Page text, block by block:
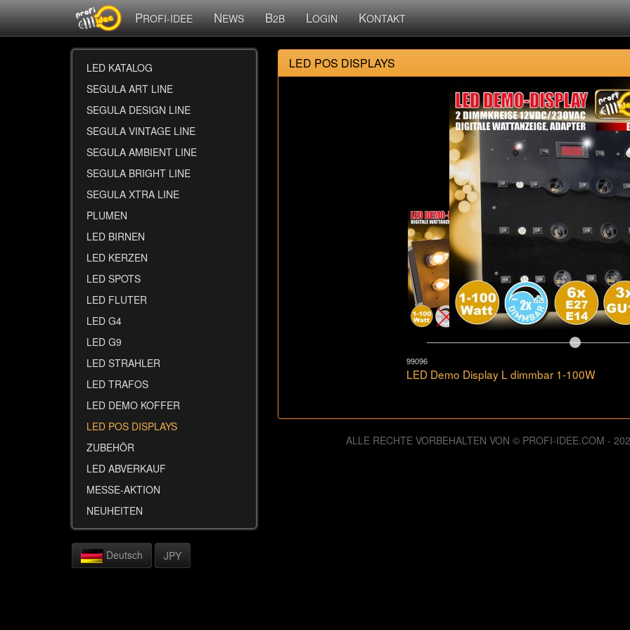
PROFI-IDEE NEWS B2B LOGIN KONTAKT
LED KATALOG
SEGULA ART LINE
SEGULA DESIGN LINE
SEGULA VINTAGE LINE
SEGULA AMBIENT LINE
SEGULA BRIGHT LINE
SEGULA XTRA LINE
PLUMEN
LED BIRNEN
LED KERZEN
LED SPOTS
LED FLUTER
LED G4
LED G9
LED STRAHLER
LED TRAFOS
LED DEMO KOFFER
LED POS DISPLAYS
ZUBEHÖR
LED ABVERKAUF
MESSE-AKTION
NEUHEITEN
Deutsch JPY
LED POS DISPLAYS
99096
LED Demo Display L dimmbar 1-100W
ALLE RECHTE VORBEHALTEN VON © PROFI-IDEE.COM -